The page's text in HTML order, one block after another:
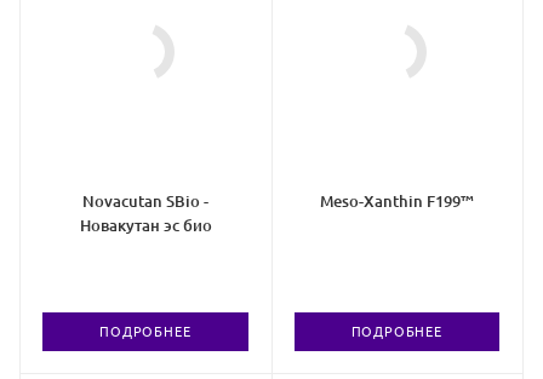
Novacutan SBio -
Новакутан эс био
ПОДРОБНЕЕ
Meso-Xanthin F199™
ПОДРОБНЕЕ